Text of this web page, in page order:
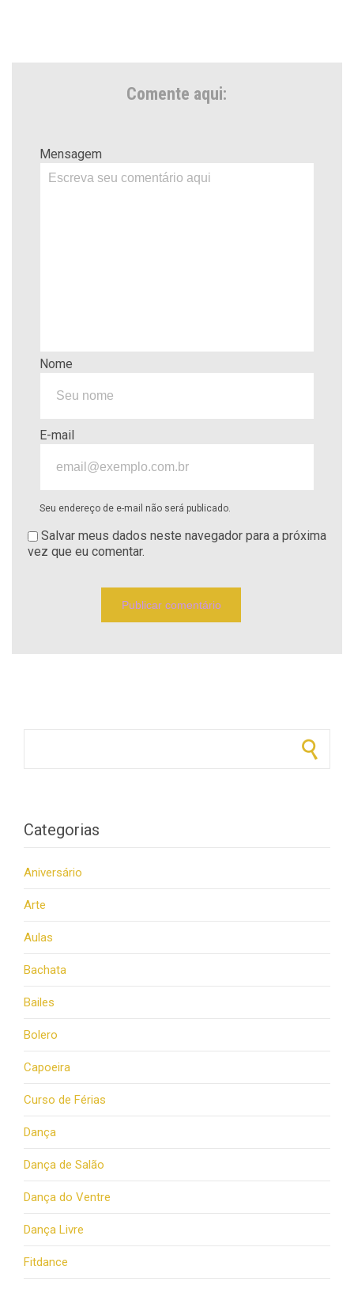
Comente aqui:
Mensagem
Nome
E-mail
Seu endereço de e-mail não será publicado.
Salvar meus dados neste navegador para a próxima
vez que eu comentar.
Categorias
Aniversário
Arte
Aulas
Bachata
Bailes
Bolero
Capoeira
Curso de Férias
Dança
Dança de Salão
Dança do Ventre
Dança Livre
Fitdance